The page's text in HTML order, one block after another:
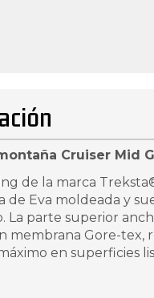
Cruiser Mid
de la marca
de Eva moldeada y
La parte superior
membrana Gore-tex,
en superficies